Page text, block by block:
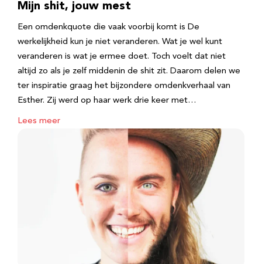
Mijn shit, jouw mest
Een omdenkquote die vaak voorbij komt is De
werkelijkheid kun je niet veranderen. Wat je wel kunt
veranderen is wat je ermee doet. Toch voelt dat niet
altijd zo als je zelf middenin de shit zit. Daarom delen we
ter inspiratie graag het bijzondere omdenkverhaal van
Esther. Zij werd op haar werk drie keer met…
Lees meer